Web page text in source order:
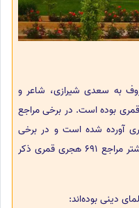
به سعدی شیرازی، شاعر و
بوده است. در برخی مراجع
سال 585 هجری قمری آورده شده است و در برخی
دیگر 606. سال وفات سعدی را نیز در بیشتر مراجع 691 هجری قمری ذکر
دینی بوده‌اند: